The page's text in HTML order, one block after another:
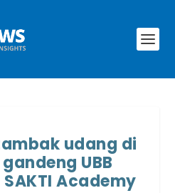
udang di
UBB
Academy